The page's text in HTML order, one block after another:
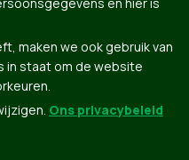
maken we ook gebruik van
in staat om de website
Ons privacybeleid